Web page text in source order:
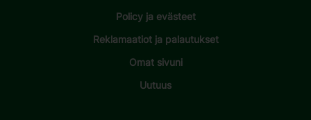
Policy ja evästeet
Reklamaatiot ja palautukset
Omat sivuni
Uutuus